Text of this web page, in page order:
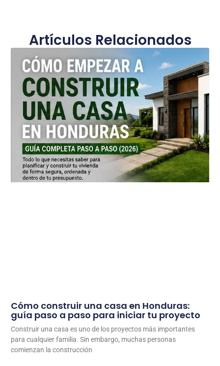
Artículos Relacionados
Cómo construir una casa en Honduras:
guía paso a paso para iniciar tu proyecto
Construir una casa es uno de los proyectos más importantes
para cualquier familia. Sin embargo, muchas personas
comienzan la construcción